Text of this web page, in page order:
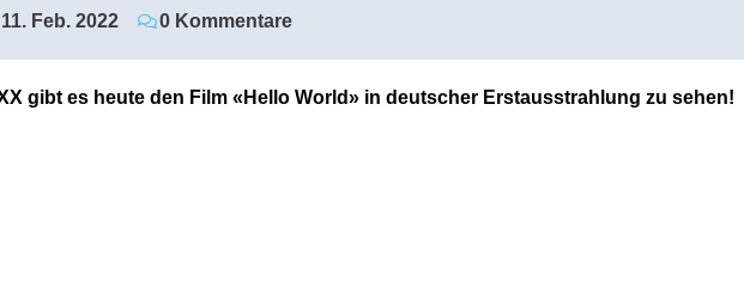
11. Feb. 2022 0 Kommentare
gibt es heute den Film «Hello World» in deutscher Erstausstrahlung zu sehen!